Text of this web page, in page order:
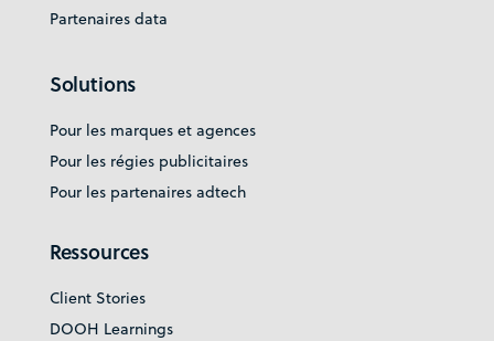
Partenaires data
Solutions
Pour les marques et agences
Pour les régies publicitaires
Pour les partenaires adtech
Ressources
Client Stories
DOOH Learnings